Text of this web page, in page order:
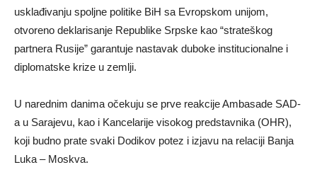
usklađivanju spoljne politike BiH sa Evropskom unijom,
otvoreno deklarisanje Republike Srpske kao “strateškog
partnera Rusije” garantuje nastavak duboke institucionalne i
diplomatske krize u zemlji.
U narednim danima očekuju se prve reakcije Ambasade SAD-
a u Sarajevu, kao i Kancelarije visokog predstavnika (OHR),
koji budno prate svaki Dodikov potez i izjavu na relaciji Banja
Luka – Moskva.